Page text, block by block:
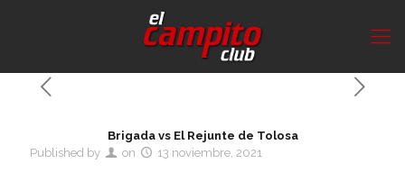
Brigada vs El Rejunte de Tolosa
Published by
on 13 noviembre, 2021